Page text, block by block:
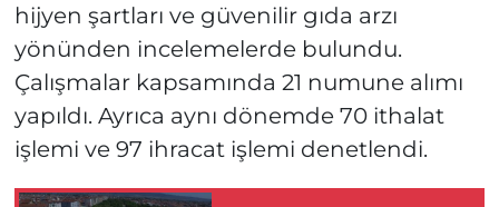
hijyen şartları ve güvenilir gıda arzı
yönünden incelemelerde bulundu.
Çalışmalar kapsamında 21 numune alımı
yapıldı. Ayrıca aynı dönemde 70 ithalat
işlemi ve 97 ihracat işlemi denetlendi.